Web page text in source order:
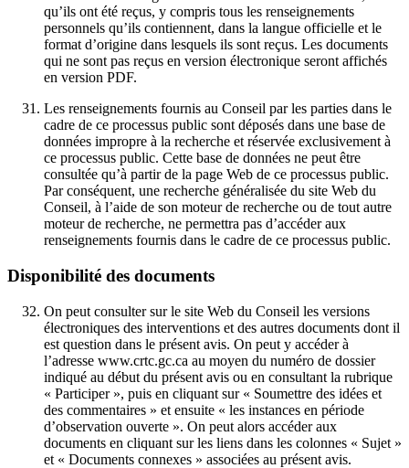
qu’ils ont été reçus, y compris tous les renseignements
personnels qu’ils contiennent, dans la langue officielle et le
format d’origine dans lesquels ils sont reçus. Les documents
qui ne sont pas reçus en version électronique seront affichés
en version PDF.
Les renseignements fournis au Conseil par les parties dans le
cadre de ce processus public sont déposés dans une base de
données impropre à la recherche et réservée exclusivement à
ce processus public. Cette base de données ne peut être
consultée qu’à partir de la page Web de ce processus public.
Par conséquent, une recherche généralisée du site Web du
Conseil, à l’aide de son moteur de recherche ou de tout autre
moteur de recherche, ne permettra pas d’accéder aux
renseignements fournis dans le cadre de ce processus public.
Disponibilité des documents
On peut consulter sur le site Web du Conseil les versions
électroniques des interventions et des autres documents dont il
est question dans le présent avis. On peut y accéder à
l’adresse www.crtc.gc.ca au moyen du numéro de dossier
indiqué au début du présent avis ou en consultant la rubrique
« Participer », puis en cliquant sur « Soumettre des idées et
des commentaires » et ensuite « les instances en période
d’observation ouverte ». On peut alors accéder aux
documents en cliquant sur les liens dans les colonnes « Sujet »
et « Documents connexes » associées au présent avis.